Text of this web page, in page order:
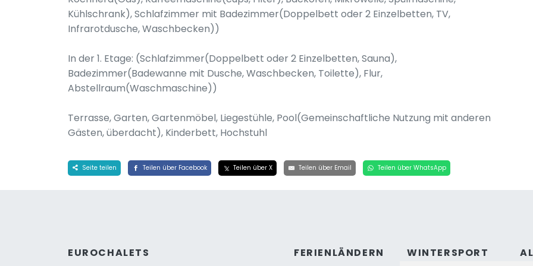
Kühlschrank), Schlafzimmer mit Badezimmer(Doppelbett oder 2 Einzelbetten, TV,
Infrarotdusche, Waschbecken))
In der 1. Etage: (Schlafzimmer(Doppelbett oder 2 Einzelbetten, Sauna),
Badezimmer(Badewanne mit Dusche, Waschbecken, Toilette), Flur,
Abstellraum(Waschmaschine))
Terrasse, Garten, Gartenmöbel, Liegestühle, Pool(Gemeinschaftliche Nutzung mit anderen
Gästen, überdacht), Kinderbett, Hochstuhl
Seite teilen Teilen über Facebook Teilen über X Teilen über Email Teilen über WhatsApp
EUROCHALETS FERIENLÄNDERN WINTERSPORT